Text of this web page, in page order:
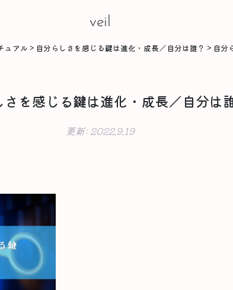
veil
ュアル > 自分らしさを感じる鍵は進化・成長／自分は誰？ > 自分
さを感じる鍵は進化・成長／自分は
更新:2022.9.19